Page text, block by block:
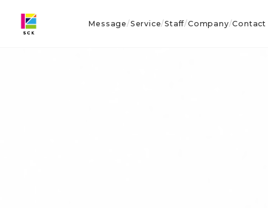
Message/Service/Staff/Company/Contact